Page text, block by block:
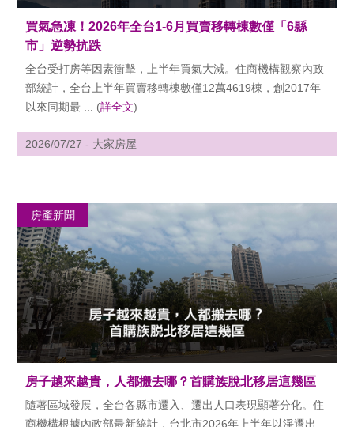
買氣急凍！2026年全台1-6月買賣移轉棟數僅「6縣
市」逆勢抗跌
全台受打房等因素衝擊，上半年買氣大減。住商機構觀察內政
部統計，全台上半年買賣移轉棟數僅12萬4619棟，創2017年
以來同期最 ... (詳全文)
2026/07/27 - 大家房屋
房產新聞
房子越來越貴，人都搬去哪？首購族脫北移居這幾區
隨著區域發展，全台各縣市遷入、遷出人口表現顯著分化。住
商機構根據內政部最新統計，台北市2026年上半年以淨遷出